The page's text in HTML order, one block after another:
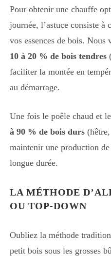
Pour obtenir une chauffe
journée, l’astuce consiste
vos essences de bois.
10 à 20 % de bois tendres
faciliter la montée en
au démarrage.
Une fois le poêle chaud et
à 90 % de bois durs
maintenir une production
longue durée.
LA MÉTHODE
OU TOP-DOWN
Oubliez la méthode
petit bois sous les grosses